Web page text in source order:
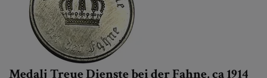
Medalj Treue Dienste bei der Fahne, ca 1914